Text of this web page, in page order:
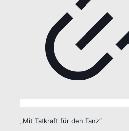
„Mit Tatkraft für den Tanz“